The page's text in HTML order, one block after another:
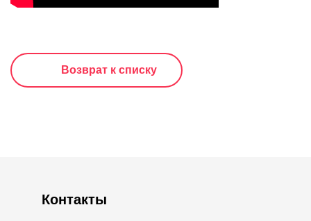
Возврат к списку
Контакты